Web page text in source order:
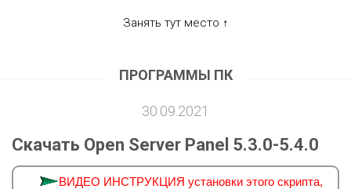
Занять тут место ↑
ПРОГРАММЫ ПК
30.09.2021
Скачать Open Server Panel 5.3.0-5.4.0
ВИДЕО ИНСТРУКЦИЯ установки этого скрипта,